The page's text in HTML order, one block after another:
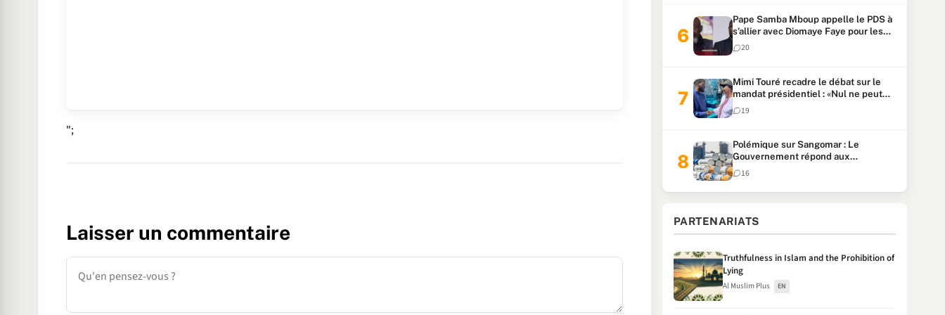
";
Laisser un commentaire
Commentaire
Pape Samba Mboup appelle le PDS à
s’allier avec Diomaye Faye pour les
locales et tacle Sonko
20
Mimi Touré recadre le débat sur le
mandat présidentiel : «Nul ne peut
faire plus de deux mandats
consécutifs de 5 ans»
19
Polémique sur Sangomar : Le
Gouvernement répond aux
accusations et clarifie le partage des
milliards
16
PARTENARIATS
Truthfulness in Islam and the Prohibition of
Lying
Al Muslim Plus EN